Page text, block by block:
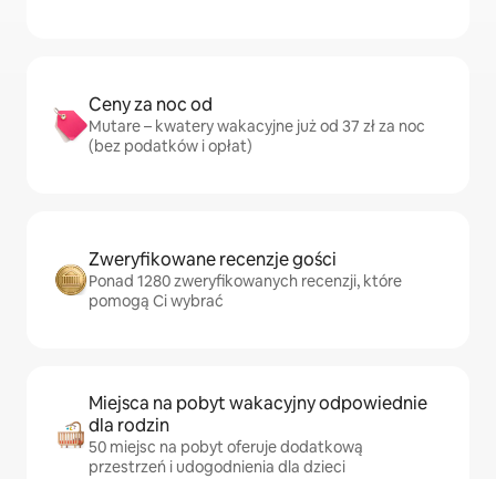
Ceny za noc od
Mutare – kwatery wakacyjne już od 37 zł za noc
(bez podatków i opłat)
Zweryfikowane recenzje gości
Ponad 1280 zweryfikowanych recenzji, które
pomogą Ci wybrać
Miejsca na pobyt wakacyjny odpowiednie
dla rodzin
50 miejsc na pobyt oferuje dodatkową
przestrzeń i udogodnienia dla dzieci